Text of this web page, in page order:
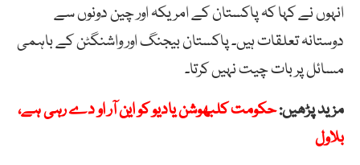
انہوں نے کہا کہ پاکستان کے امریکہ اور چین دونوں سے
دوستانہ تعلقات ہیں۔ پاکستان بیجنگ اور واشنگٹن کے باہمی
مسائل پر بات چیت نہیں کرتا۔
مزید پڑھیں:حکومت کلبھوشن یادیو کو این آر او دے رہی ہے،
بلاول